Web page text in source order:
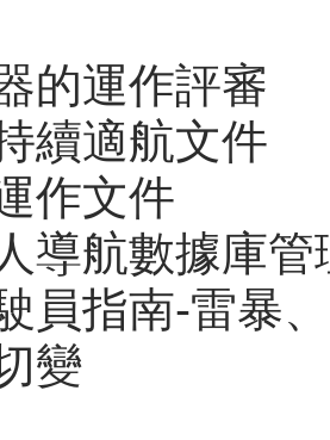
的運作評審
續適航文件
作文件
導航數據庫管
員指南-雷暴
變